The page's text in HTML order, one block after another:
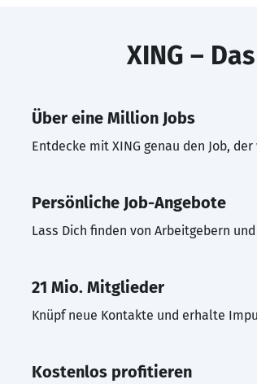
XING –
Über eine Million Jobs
Entdecke mit XING genau den Job,
Persönliche Job-Angebote
Lass Dich finden von Arbeitgebern
21 Mio. Mitglieder
Knüpf neue Kontakte und erhalte
Kostenlos profitieren